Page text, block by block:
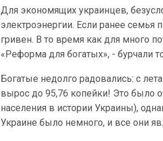
Для экономящих украинцев,
электроэнергии. Если ранее семья
гривен. В то время как для много
«Реформа для богатых», - бурчали
Богатые недолго радовались: с
вырос до 95,76 копейки! Это было
населения в истории Украины),
Украине было немного, и все они